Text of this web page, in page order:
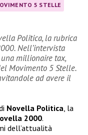
5 STELLE
Politica, la rubrica
Nell’intervista
millionaire tax,
Movimento 5 Stelle.
ad avere il
Novella Politica , la
2000.
dell’attualità